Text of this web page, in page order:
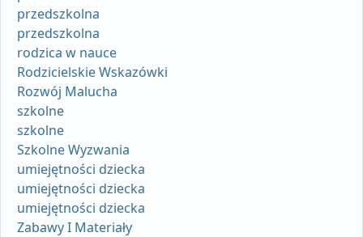
przedszkolna
przedszkolna
rodzica w nauce
Rodzicielskie Wskazówki
Rozwój Malucha
szkolne
szkolne
Szkolne Wyzwania
umiejętności dziecka
umiejętności dziecka
umiejętności dziecka
Zabawy I Materiały